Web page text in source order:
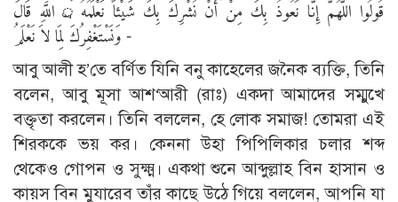
اللَّهِ قَالَ ্র قُولُوا اللَّهُمَّ إِنَّا نَعُوذُ بِكَ مِنْ أَنْ نُشْرِكَ بِكَ شَيْئاً نَعْلَمُهُ
وَنَسْتَغْفِرُكَ لِمَا لاَ نَعْلَمُ -
আবু আলী হ’তে বর্ণিত যিনি বনু কাহেলের জনৈক ব্যক্তি, তিনি
বলেন, আবু মূসা আশ‘আরী (রাঃ) একদা আমাদের সম্মুখে
বক্তৃতা করলেন। তিনি বললেন, হে লোক সমাজ! তোমরা এই
শিরককে ভয় কর। কেননা উহা পিপিলিকার চলার শব্দ
থেকেও গোপন ও সুক্ষ্ম। একথা শুনে আব্দুল্লাহ বিন হাসান ও
কায়স বিন মুযারেব তাঁর কাছে উঠে গিয়ে বললেন, আপনি যা